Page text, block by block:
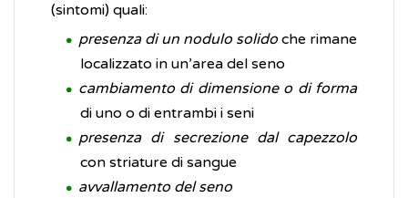
(sintomi) quali:
presenza di un nodulo solidoche rimane
localizzato in un’area del seno
cambiamento di dimensione o di forma
di uno o di entrambi i seni
presenza di secrezione dal capezzolo
con striature di sangue
avvallamento del seno